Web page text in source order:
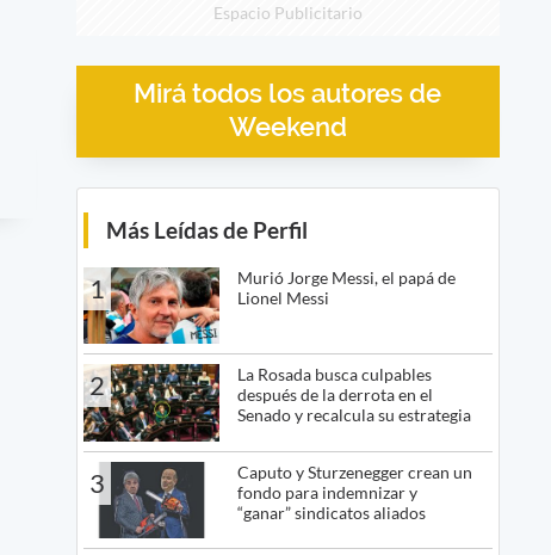
Espacio Publicitario
Mirá todos los autores de
Weekend
Más Leídas de Perfil
1
Murió Jorge Messi, el papá de
Lionel Messi
2
La Rosada busca culpables
después de la derrota en el
Senado y recalcula su estrategia
3
Caputo y Sturzenegger crean un
fondo para indemnizar y
“ganar” sindicatos aliados